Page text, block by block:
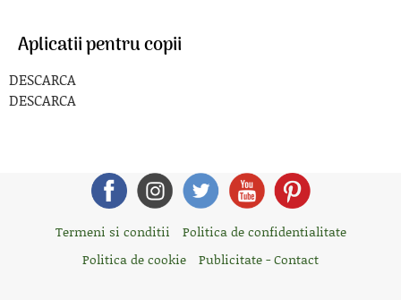
Aplicatii pentru copii
DESCARCA
DESCARCA
Termeni si conditii
Politica de confidentialitate
Politica de cookie
Publicitate - Contact